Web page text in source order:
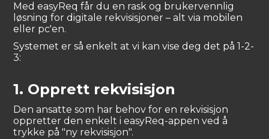
Med easyReq får du en rask og brukervennlig
løsning for digitale rekvisisjoner – alt via mobilen
eller pc'en.
Systemet er så enkelt at vi kan vise deg det på 1-2-
3:
1. Opprett rekvisisjon
Den ansatte som har behov for en rekvisisjon
oppretter den enkelt i easyReq-appen ved å
trykke på "ny rekvisisjon".